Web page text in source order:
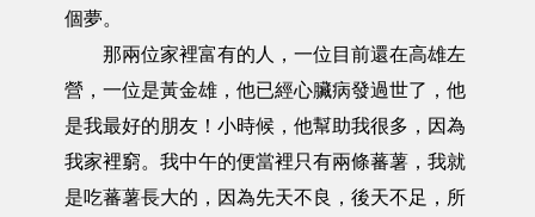
個夢。
那兩位家裡富有的人，一位目前還在高雄左
營，一位是黃金雄，他已經心臟病發過世了，他
是我最好的朋友！小時候，他幫助我很多，因為
我家裡窮。我中午的便當裡只有兩條蕃薯，我就
是吃蕃薯長大的，因為先天不良，後天不足，所